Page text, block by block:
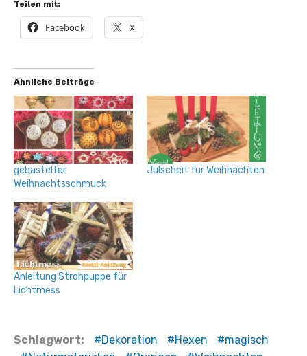
Teilen mit:
Facebook X
Ähnliche Beiträge
gebastelter
Weihnachtsschmuck
Julscheit für Weihnachten
Anleitung Strohpuppe für
Lichtmess
Schlagwort: Dekoration Hexen
magisch